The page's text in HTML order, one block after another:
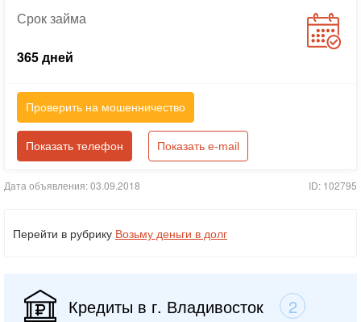
Срокзайма
365 дней
Проверить на мошенничество
Показать телефон Показать e-mail
Дата объявления: 03.09.2018 ID: 102795
Перейти в рубрику Возьму деньги в долг
Кредиты в г. Владивосток 2